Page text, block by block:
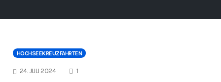
HOCHSEEKREUZFAHRTEN
24. JULI 2024 1COMMENTS